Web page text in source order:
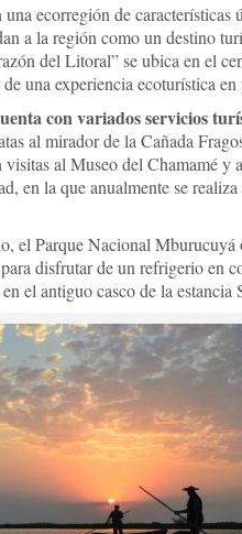
una ecorregión de
a la región como un destino
del Litoral” se ubica en el
una experiencia ecoturística
con variados servicios
al mirador de la Cañada
visitas al Museo del Chamamé
en la que anualmente se
el Parque Nacional Mburucuyá
disfrutar de un refrigerio en
el antiguo casco de la estancia